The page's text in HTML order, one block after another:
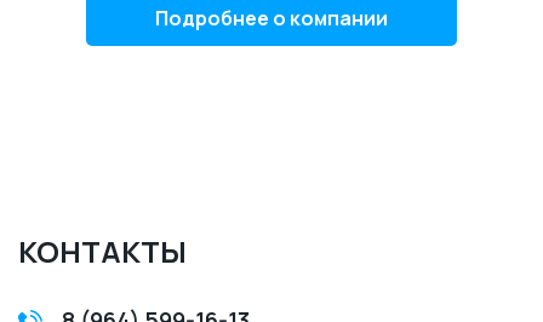
Подробнее о компании
КОНТАКТЫ